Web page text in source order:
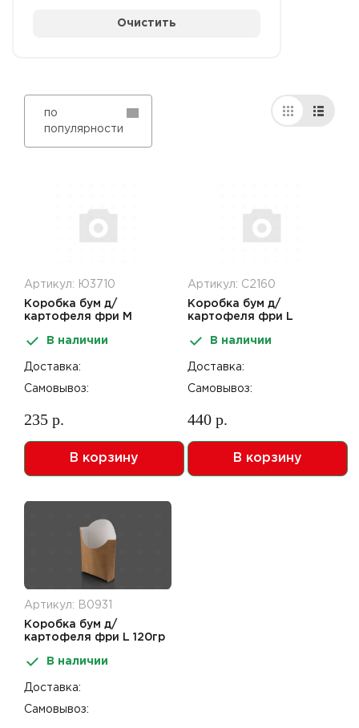
Очистить
по
популярности
Артикул: Ю3710
Коробка бум д/
картофеля фри M
50штВ наличии
Доставка:
Самовывоз:
235 р.
В корзину
Артикул: С2160
Коробка бум д/
картофеля фри L
50штВ наличии
Доставка:
Самовывоз:
440 р.
В корзину
Артикул: В0931
Коробка бум д/
картофеля фри L 120гр
В наличии
Доставка:
Самовывоз: